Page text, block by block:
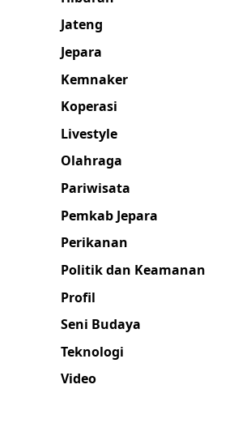
Jateng
Jepara
Kemnaker
Koperasi
Livestyle
Olahraga
Pariwisata
Pemkab Jepara
Perikanan
Politik dan Keamanan
Profil
Seni Budaya
Teknologi
Video